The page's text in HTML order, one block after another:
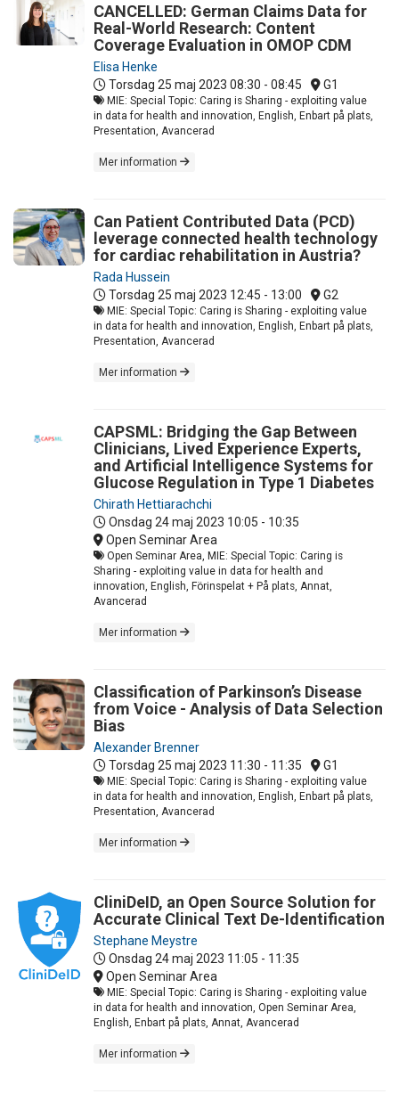
CANCELLED: German Claims Data for
Real-World Research: Content
Coverage Evaluation in OMOP CDM
Elisa Henke
Torsdag 25 maj 2023 08:30 - 08:45 G1
MIE: Special Topic: Caring is Sharing - exploiting value
in data for health and innovation, English, Enbart på plats,
Presentation, Avancerad
Mer information
Can Patient Contributed Data (PCD)
leverage connected health technology
for cardiac rehabilitation in Austria?
Rada Hussein
Torsdag 25 maj 2023 12:45 - 13:00 G2
MIE: Special Topic: Caring is Sharing - exploiting value
in data for health and innovation, English, Enbart på plats,
Presentation, Avancerad
Mer information
CAPSML: Bridging the Gap Between
Clinicians, Lived Experience Experts,
and Artificial Intelligence Systems for
Glucose Regulation in Type 1 Diabetes
Chirath Hettiarachchi
Onsdag 24 maj 2023 10:05 - 10:35
Open Seminar Area
Open Seminar Area, MIE: Special Topic: Caring is
Sharing - exploiting value in data for health and
innovation, English, Förinspelat + På plats, Annat,
Avancerad
Mer information
Classification of Parkinson’s Disease
from Voice - Analysis of Data Selection
Bias
Alexander Brenner
Torsdag 25 maj 2023 11:30 - 11:35 G1
MIE: Special Topic: Caring is Sharing - exploiting value
in data for health and innovation, English, Enbart på plats,
Presentation, Avancerad
Mer information
CliniDeID, an Open Source Solution for
Accurate Clinical Text De-Identification
Stephane Meystre
Onsdag 24 maj 2023 11:05 - 11:35
Open Seminar Area
MIE: Special Topic: Caring is Sharing - exploiting value
in data for health and innovation, Open Seminar Area,
English, Enbart på plats, Annat, Avancerad
Mer information